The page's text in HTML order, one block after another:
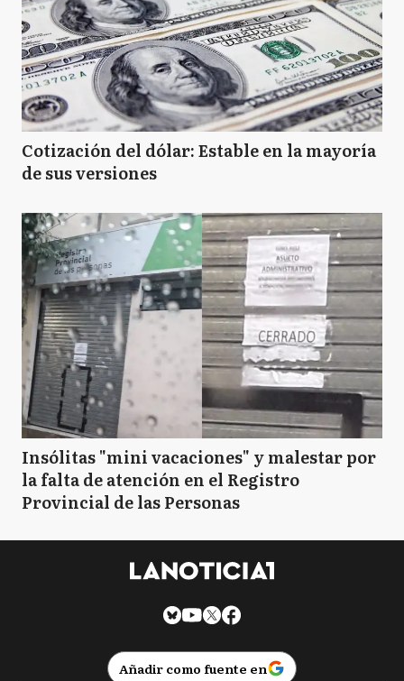
Cotización del dólar: Estable en la mayoría
de sus versiones
Insólitas "mini vacaciones" y malestar por
la falta de atención en el Registro
Provincial de las Personas
Añadir como fuente en